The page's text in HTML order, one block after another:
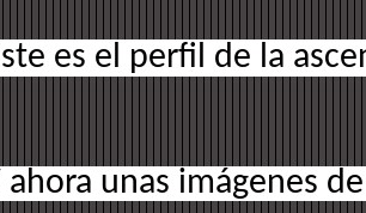
es el perfil de la
ahora unas imágenes